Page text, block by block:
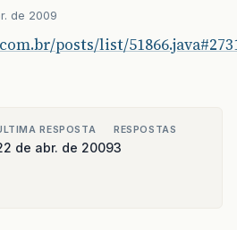
de 2009
posts/list/
RESPOSTA
de abr. de 2009
RESPOSTAS
3